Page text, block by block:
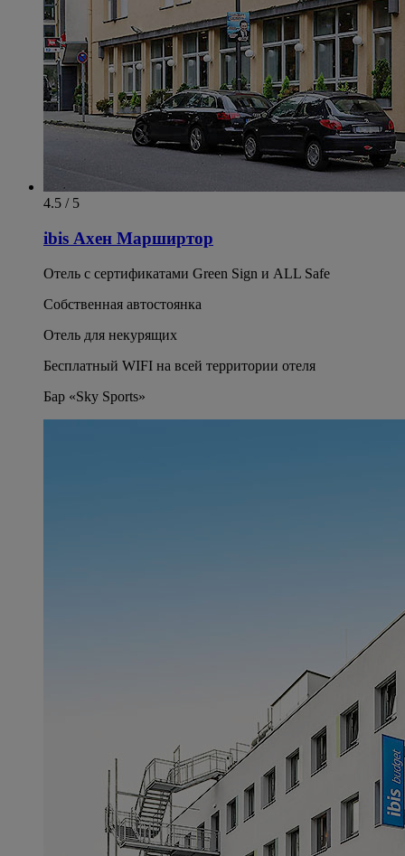
4.5 / 5
ibis Ахен Марширтор
Отель с сертификатами Green Sign и ALL Safe
Собственная автостоянка
Отель для некурящих
Бесплатный WIFI на всей территории отеля
Бар «Sky Sports»